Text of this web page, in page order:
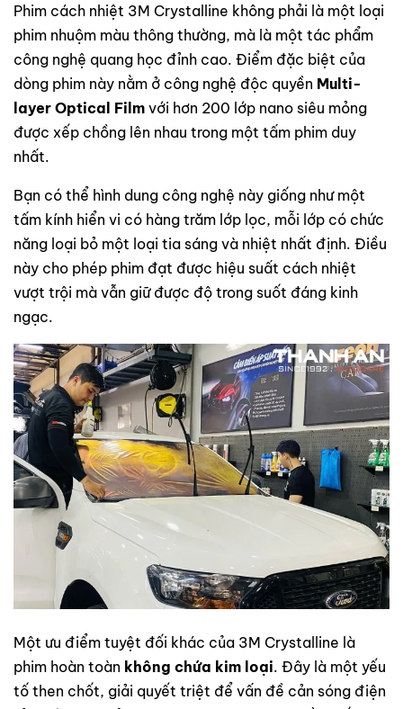
Phim cách nhiệt 3M Crystalline không phải là một loại
phim nhuộm màu thông thường, mà là một tác phẩm
công nghệ quang học đỉnh cao. Điểm đặc biệt của
dòng phim này nằm ở công nghệ độc quyền Multi-
layer Optical Film với hơn 200 lớp nano siêu mỏng
được xếp chồng lên nhau trong một tấm phim duy
nhất.
Bạn có thể hình dung công nghệ này giống như một
tấm kính hiển vi có hàng trăm lớp lọc, mỗi lớp có chức
năng loại bỏ một loại tia sáng và nhiệt nhất định. Điều
này cho phép phim đạt được hiệu suất cách nhiệt
vượt trội mà vẫn giữ được độ trong suốt đáng kinh
ngạc.
Một ưu điểm tuyệt đối khác của 3M Crystalline là
phim hoàn toàn không chứa kim loại. Đây là một yếu
tố then chốt, giải quyết triệt để vấn đề cản sóng điện